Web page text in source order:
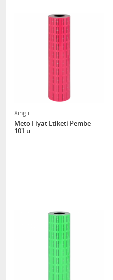
Xınglı
Meto Fiyat Etiketi Pembe
10'Lu